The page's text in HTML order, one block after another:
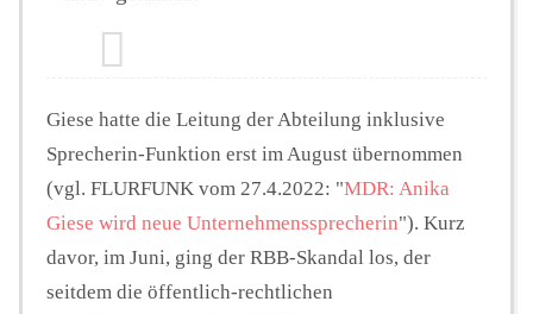
Giese hatte die Leitung der Abteilung inklusive
Sprecherin-Funktion erst im August übernommen
(vgl. FLURFUNK vom 27.4.2022: "MDR: Anika
Giese wird neue Unternehmenssprecherin"). Kurz
davor, im Juni, ging der RBB-Skandal los, der
seitdem die öffentlich-rechtlichen